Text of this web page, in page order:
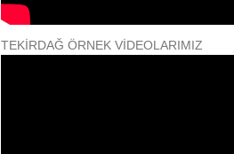
TEKİRDAĞ ÖRNEK VİDEOLARIMIZ